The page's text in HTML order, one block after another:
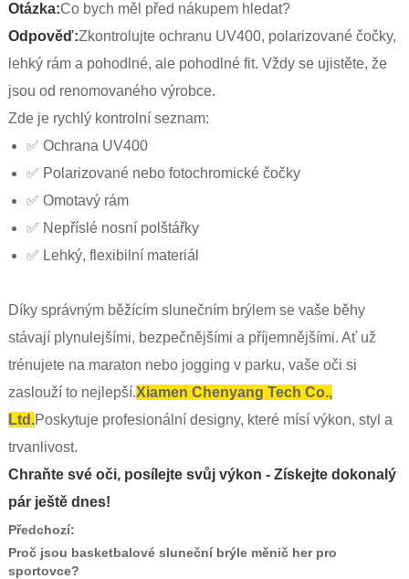
Otázka:Co bych měl před nákupem hledat?
Odpověď:Zkontrolujte ochranu UV400, polarizované čočky,
lehký rám a pohodlné, ale pohodlné fit. Vždy se ujistěte, že
jsou od renomovaného výrobce.
Zde je rychlý kontrolní seznam:
✅ Ochrana UV400
✅ Polarizované nebo fotochromické čočky
✅ Omotavý rám
✅ Nepříslé nosní polštářky
✅ Lehký, flexibilní materiál
Díky správným běžícím slunečním brýlem se vaše běhy
stávají plynulejšími, bezpečnějšími a příjemnějšími. Ať už
trénujete na maraton nebo jogging v parku, vaše oči si
zaslouží to nejlepší.Xiamen Chenyang Tech Co.,
Ltd.Poskytuje profesionální designy, které mísí výkon, styl a
trvanlivost.
Chraňte své oči, posílejte svůj výkon - Získejte dokonalý
pár ještě dnes!
Předchozí:
Proč jsou basketbalové sluneční brýle měnič her pro
sportovce?